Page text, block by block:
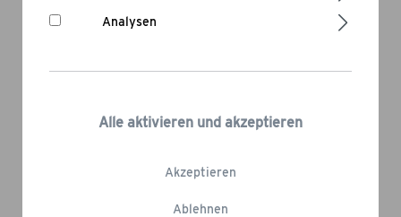
Elektro
Röstblock s
1 Infrarotbrenner
Analysen
Ablehnen
Akzeptieren
Alle aktivieren und akzeptieren